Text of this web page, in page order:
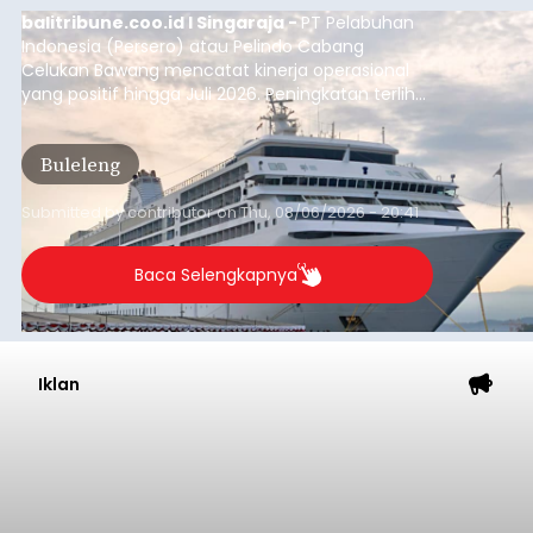
balitribune.coo.id I Singaraja -PT Pelabuhan
Indonesia (Persero) atau Pelindo Cabang
Celukan Bawang mencatat kinerja operasional
yang positif hingga Juli 2026. Peningkatan terlihat
dari arus kapal yang mencapai 1,48 juta Gross
Tonnage (GT), atau tumbuh 12,4 persen
dibandingkan periode yang sama tahun lalu
yang tercatat sebesar 1,32 juta GT.
Buleleng
Submitted bycontributoronThu, 08/06/2026 - 20:41
Baca Selengkapnya
Iklan